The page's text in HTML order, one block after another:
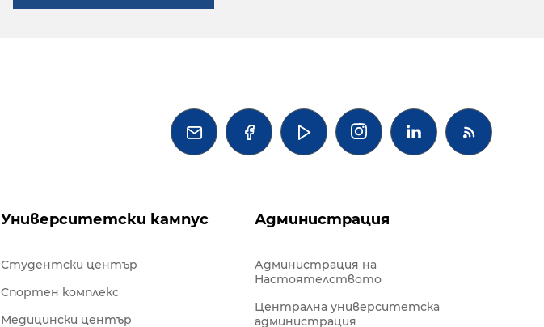
   
Университетски кампус Администрация
Студентски център
Спортен комплекс
Медицински център
Администрация на
Настоятелството
Централна университетска
администрация